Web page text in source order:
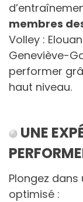
membres
Volley :
Geneviève-
performer
haut niveau.
UNE
Plongez
optimisé :